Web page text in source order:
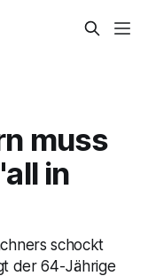
muss
in
schockt
der 64-Jährige